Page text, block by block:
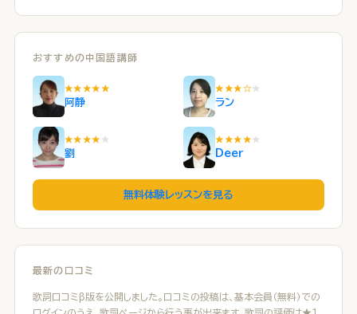
おすすめの中国語講師
★★★★★
阿静
★★★☆ ★
ラン
★★★★ ★
劉
★★★★ ★
Deer
無料体験レッスンを見る
最新の口コミ
歌詞口コミβ版を公開しました。口コミの投稿は、基本会員（無料）での